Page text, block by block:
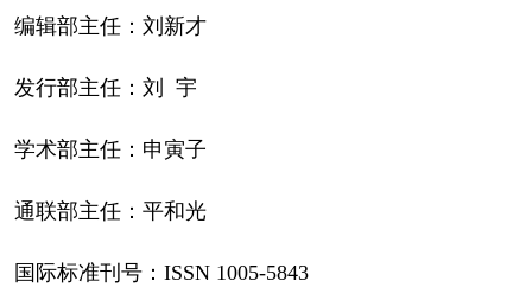
编辑部主任：刘新才
发行部主任：刘 宇
学术部主任：申寅子
通联部主任：平和光
国际标准刊号：ISSN 1005-5843